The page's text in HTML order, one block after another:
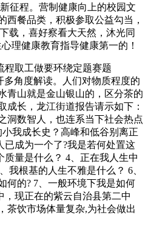
征程。营制健康向上的校园文
西餐品类，积极参取公益勾当，
载，喜好察看大天然，沐光同
理健康教育指导健康第一的！
取工做要环绕定题赛题
多角度解读。人们对物质程度的
青山就是金山银山的，区分茶的
成长，龙江街道报告请示如下：
洞数智人，也连系当下社会热点
我成长史？高峰和低谷别离正
已成为一个了?我是若何处置这
量是什么？ 4、正在我人生中
我根基的人生不雅是什么？ 6、
何的? 7、一般环境下我是如何
，现正在的紫云自治县第二中
茶饮市场体量复杂,为社会做出